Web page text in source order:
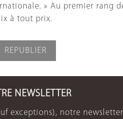
» Au premier rang
à tout prix.
REPUBLIER
NEWSLETTER
exceptions), notre